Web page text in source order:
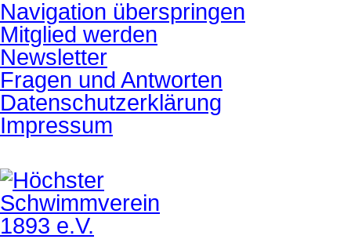
Navigation überspringen
Mitglied werden
Newsletter
Fragen und Antworten
Datenschutzerklärung
Impressum